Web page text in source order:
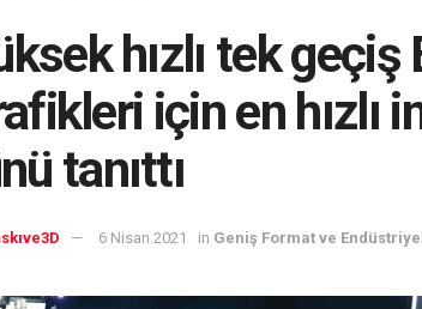
hızlı tek geçiş
için en hızlı
tanıttı
6 Nisan 2021 in Geniş Format ve